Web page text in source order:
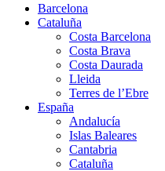
Barcelona
Cataluña
Costa Barcelona
Costa Brava
Costa Daurada
Lleida
Terres de l’Ebre
España
Andalucía
Islas Baleares
Cantabria
Cataluña